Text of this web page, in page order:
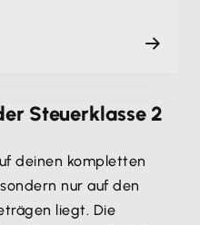
Steuerklasse 2
deinen kompletten
nur auf den
liegt. Die